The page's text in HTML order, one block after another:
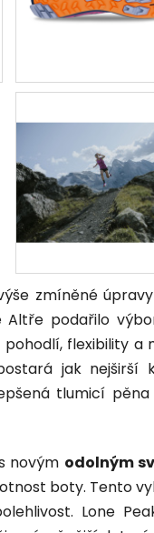
zmíněné
Altře podařilo
flexibility a
jak nejširší
tlumicí pěna
novým odolným
boty. Tento
Lone